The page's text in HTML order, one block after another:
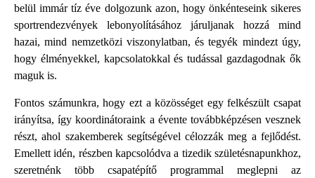
belül immár tíz éve dolgozunk azon, hogy önkénteseink sikeres
sportrendezvények lebonyolításához járuljanak hozzá mind
hazai, mind nemzetközi viszonylatban, és tegyék mindezt úgy,
hogy élményekkel, kapcsolatokkal és tudással gazdagodnak ők
maguk is.
Fontos számunkra, hogy ezt a közösséget egy felkészült csapat
irányítsa, így koordinátoraink a évente továbbképzésen vesznek
részt, ahol szakemberek segítségével célozzák meg a fejlődést.
Emellett idén, részben kapcsolódva a tizedik születésnapunkhoz,
szeretnénk több csapatépítő programmal meglepni az